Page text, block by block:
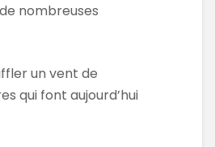
nombreuses
un vent de
qui font aujourd’hui